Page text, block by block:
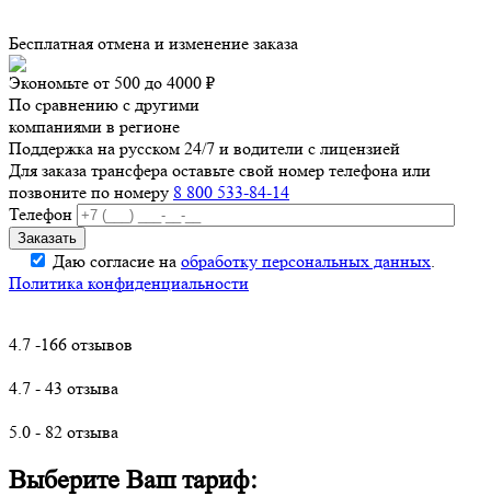
Бесплатная отмена и изменение заказа
Экономьте от 500 до 4000 ₽
По сравнению с другими
компаниями в регионе
Поддержка на русском 24/7 и водители с лицензией
Для заказа трансфера оставьте свой номер телефона или
позвоните по номеру 8 800 533-84-14
Телефон
Даю согласие на обработку персональных данных.
Политика конфиденциальности
4.7 -166 отзывов
4.7 - 43 отзыва
5.0 - 82 отзыва
Выберите Ваш тариф: